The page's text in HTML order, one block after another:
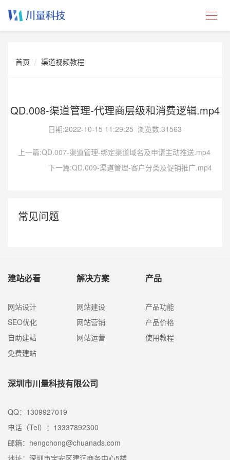
首页 渠道视频教程
QD.008-渠道管理-代理商层级和消费逻辑.mp4
日期:2022-10-15 11:29:25 浏览数:31563
上一篇:QD.007-渠道管理-绑定渠道域名及申请主动推送.mp4
下一篇:QD.009-渠道管理-客户分类及促销推广.mp4
常见问题
建站必看
网站设计
SEO优化
自助建站
免费建站
解决方案
网站建设
网站营销
网站运营
产品
产品功能
产品价格
使用教程
深圳市川量科技有限公司
QQ：1309927019
电话（Tel）：13337892300
邮箱：hengchong@chuanads.com
地址：深圳市宝安区建润商务中心5楼